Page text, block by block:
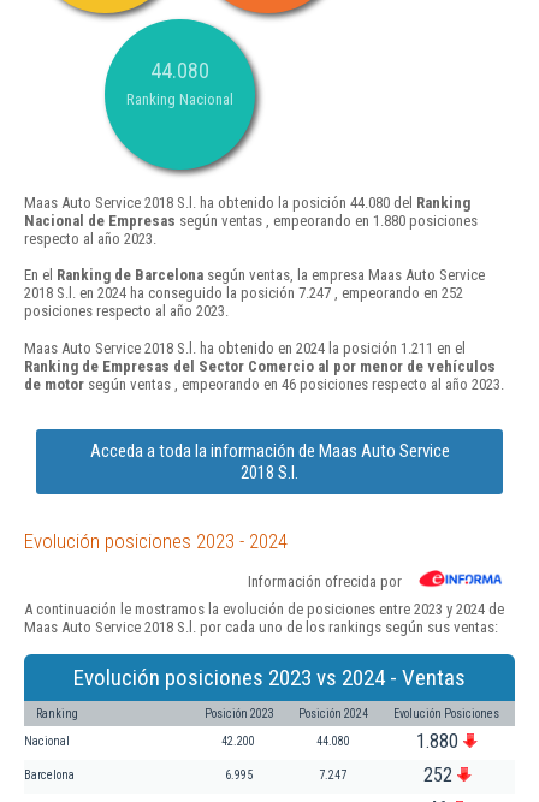
44.080
Ranking Nacional
Maas Auto Service 2018 S.l. ha obtenido la posición 44.080 del Ranking
Nacional de Empresas según ventas , empeorando en 1.880 posiciones
respecto al año 2023.
En el Ranking de Barcelona según ventas, la empresa Maas Auto Service
2018 S.l. en 2024 ha conseguido la posición 7.247 , empeorando en 252
posiciones respecto al año 2023.
Maas Auto Service 2018 S.l. ha obtenido en 2024 la posición 1.211 en el
Ranking de Empresas del Sector Comercio al por menor de vehículos
de motor según ventas , empeorando en 46 posiciones respecto al año 2023.
Acceda a toda la información de Maas Auto Service
2018 S.l.
Evolución posiciones 2023 - 2024
Información ofrecida por
A continuación le mostramos la evolución de posiciones entre 2023 y 2024 de
Maas Auto Service 2018 S.l. por cada uno de los rankings según sus ventas:
Evolución posiciones 2023 vs 2024 - Ventas
Ranking Posición 2023 Posición 2024 Evolución Posiciones
Nacional 42.200 44.080 1.880
Barcelona 6.995 7.247 252